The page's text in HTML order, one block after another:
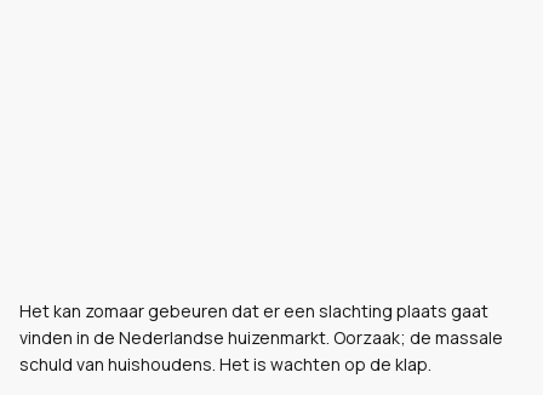
Het kan zomaar gebeuren dat er een slachting plaats gaat
vinden in de Nederlandse huizenmarkt. Oorzaak; de massale
schuld van huishoudens. Het is wachten op de klap.